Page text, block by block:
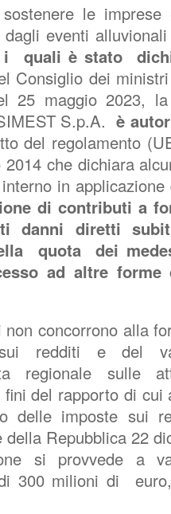
le imprese
dagli eventi
i quali è stato
Consiglio dei
25 maggio 2023,
S.p.A.è
del regolamento
che dichiara
in
di contributi a
danni diretti
quota dei
ad altre
non concorrono
redditi e del
regionale sulle
fini del rapporto di
delle imposte
della Repubblica 22
si provvede a
300 milioni di